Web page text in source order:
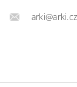
arki@arki.cz